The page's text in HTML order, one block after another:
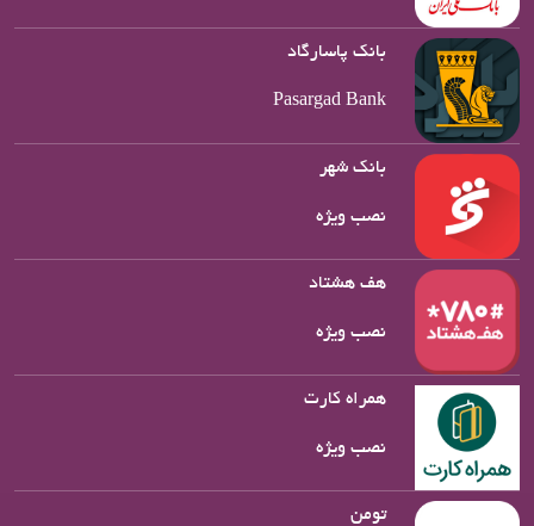
بانک پاسارگاد
Pasargad Bank
بانک شهر
نصب ویژه
هف هشتاد
نصب ویژه
همراه کارت
نصب ویژه
تومن